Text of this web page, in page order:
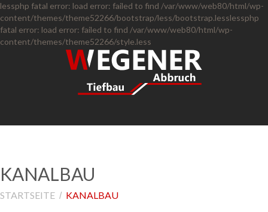
lessphp fatal error: load error: failed to find /var/www/web80/html/wp-
content/themes/theme52266/bootstrap/less/bootstrap.lesslessphp
fatal error: load error: failed to find /var/www/web80/html/wp-
content/themes/theme52266/style.less
KANALBAU
STARTSEITE KANALBAU